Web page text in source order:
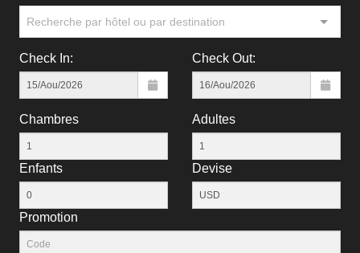
Recherche par hôtel ou par destination
Check In: Check Out:
Chambres Adultes
Enfants Devise
Рromotion